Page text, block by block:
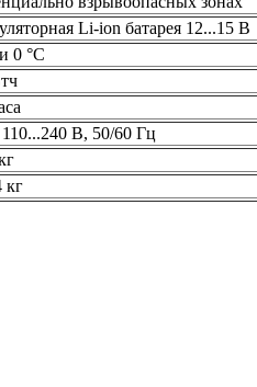
Li-ion батарея 12...15 В
0 °C
В, 50/60 Гц
кг